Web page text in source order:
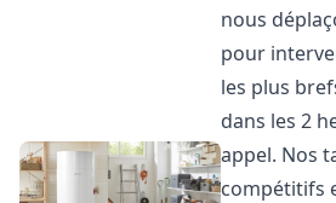
nous
pour
les plus
dans les 2
appel. Nos
compétitifs